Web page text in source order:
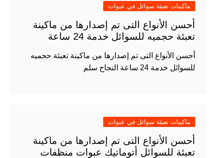
ماكينات تعبئة سوائل في عبوات
أحسن الأنواع التى تم إصدارها من ماكينة
تعبئة حجميه للسوائل خدمة 24 ساعة
أحسن الأنواع التى تم إصدارها من ماكينة تعبئة حجميه
للسوائل خدمة 24 ساعة النجاح سلم
ماكينات تعبئة سوائل في عبوات
أحسن الأنواع التى تم إصدارها من ماكينة
تعبئة للسوائل أتوماتيك عبوات منظفات